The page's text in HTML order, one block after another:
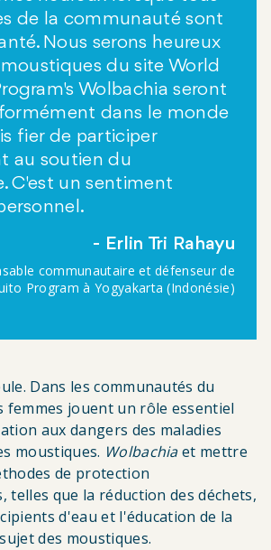
de la communauté sont
Nous serons heureux
du site World
Wolbachia seront
dans le monde
fier de participer
au soutien du
C'est un sentiment
Erlin Tri Rahayu
communautaire et défenseur de
Program à Yogyakarta (Indonésie)
Dans les communautés du
femmes jouent un rôle essentiel
aux dangers des maladies
moustiques. Wolbachiaet mettre
de protection
telles que la réduction des déchets,
d'eau et l'éducation de la
des moustiques.